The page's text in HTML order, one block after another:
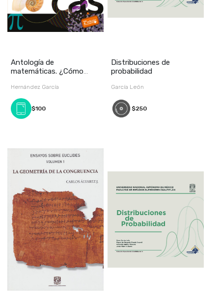
Antología de
matemáticas. ¿Cómo
Hernández García
$100
Distribuciones de
probabilidad
García León
$250